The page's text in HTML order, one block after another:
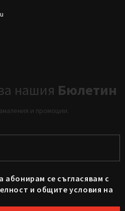
нашия Бюлетин
и промоции.
абонирам се съгласявам с
и общите условия на